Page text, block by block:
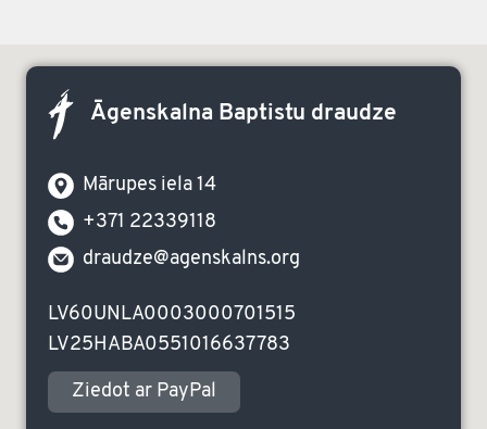
Āgenskalna Baptistu draudze
Mārupes iela 14
+371 22339118
draudze@agenskalns.org
LV60UNLA0003000701515
LV25HABA0551016637783
Ziedot ar PayPal